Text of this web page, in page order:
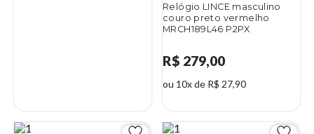
Relógio LINCE masculino
couro preto vermelho
MRCH189L46 P2PX
R$ 279,00
ou 10x de R$ 27,90